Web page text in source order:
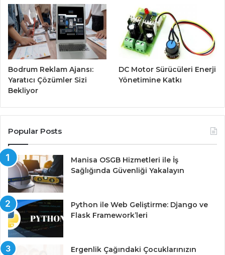
Bodrum Reklam Ajansı:
Yaratıcı Çözümler Sizi
Bekliyor
DC Motor Sürücüleri Enerji
Yönetimine Katkı
Popular Posts
Manisa OSGB Hizmetleri ile İş
Sağlığında Güvenliği Yakalayın
Python ile Web Geliştirme: Django ve
Flask Framework’leri
Ergenlik Çağındaki Çocuklarınızın